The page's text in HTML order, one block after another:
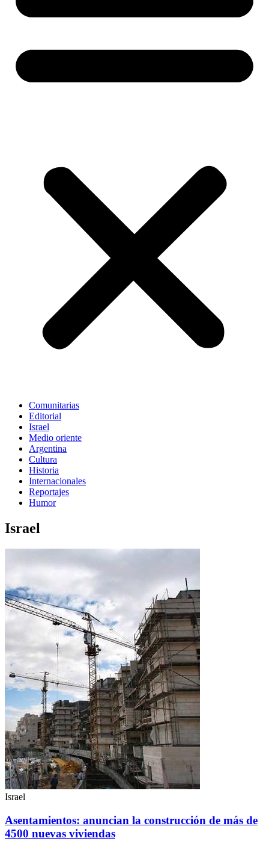
Comunitarias
Editorial
Israel
Medio oriente
Argentina
Cultura
Historia
Internacionales
Reportajes
Humor
Israel
Israel
Asentamientos: anuncian la construcción de más de
4500 nuevas viviendas